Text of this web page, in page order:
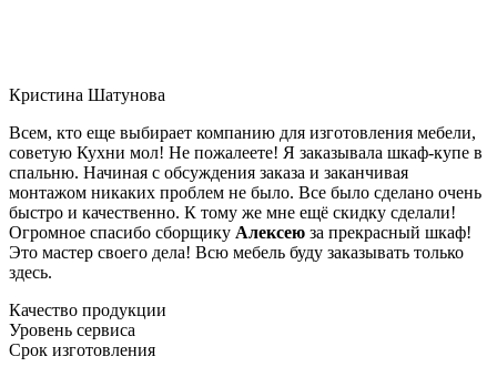
Кристина Шатунова
Всем, кто еще выбирает компанию для изготовления мебели,
советую Кухни мол! Не пожалеете! Я заказывала шкаф-купе в
спальню. Начиная с обсуждения заказа и заканчивая
монтажом никаких проблем не было. Все было сделано очень
быстро и качественно. К тому же мне ещё скидку сделали!
Огромное спасибо сборщику Алексею за прекрасный шкаф!
Это мастер своего дела! Всю мебель буду заказывать только
здесь.
Качество продукции
Уровень сервиса
Срок изготовления